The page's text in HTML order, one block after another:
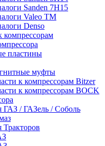
Sanden 7H15
Valeo ТМ
Denso
компрессорам
пластины
муфты
к компрессорам Bitzer
к компрессорам BOCK
/ ГАЗель / Соболь